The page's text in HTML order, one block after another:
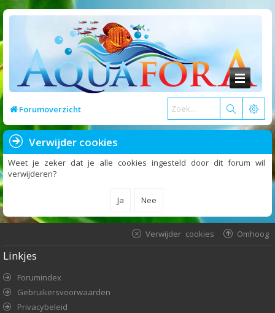
Forumoverzicht
Verwijder cookies
Weet je zeker dat je alle cookies ingesteld door dit forum wil
verwijderen?
Omhoog
Verwijder cookies
Linkjes
Forumindex
Gebruikersvoorwaarden
Privacybeleid